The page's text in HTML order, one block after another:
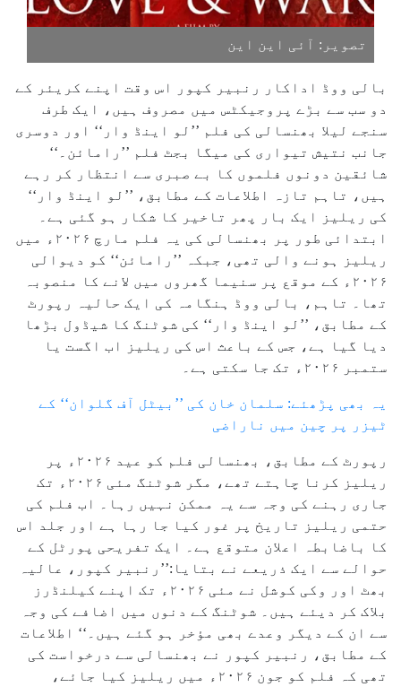
تصویر: آئی این این
بالی ووڈ اداکار رنبیر کپور اس وقت اپنے کریئر کے
دو سب سے بڑے پروجیکٹس میں مصروف ہیں، ایک طرف
سنجے لیلا بھنسالی کی فلم ’’لو اینڈ وار‘‘ اور دوسری
جانب نتیش تیواری کی میگا بجٹ فلم ’’رامائن۔‘‘
شائقین دونوں فلموں کا بے صبری سے انتظار کر رہے
ہیں، تاہم تازہ اطلاعات کے مطابق، ’’لو اینڈ وار‘‘
کی ریلیز ایک بار پھر تاخیر کا شکار ہو گئی ہے۔
ابتدائی طور پر بھنسالی کی یہ فلم مارچ ۲۰۲۶ء میں
ریلیز ہونے والی تھی، جبکہ ’’رامائن‘‘ کو دیوالی
۲۰۲۶ء کے موقع پر سنیما گھروں میں لانے کا منصوبہ
تھا۔ تاہم، بالی ووڈ ہنگامہ کی ایک حالیہ رپورٹ
کے مطابق، ’’لو اینڈ وار‘‘ کی شوٹنگ کا شیڈول بڑھا
دیا گیا ہے، جس کے باعث اس کی ریلیز اب اگست یا
ستمبر ۲۰۲۶ء تک جا سکتی ہے۔
یہ بھی پڑھئے: سلمان خان کی ’’بیٹل آف گلوان‘‘ کے
ٹیزر پر چین میں ناراضی
رپورٹ کے مطابق، بھنسالی فلم کو عید ۲۰۲۶ء پر
ریلیز کرنا چاہتے تھے، مگر شوٹنگ مئی ۲۰۲۶ء تک
جاری رہنے کی وجہ سے یہ ممکن نہیں رہا۔ اب فلم کی
حتمی ریلیز تاریخ پر غور کیا جا رہا ہے اور جلد اس
کا باضابطہ اعلان متوقع ہے۔ ایک تفریحی پورٹل کے
حوالے سے ایک ذریعے نے بتایا:’’رنبیر کپور، عالیہ
بھٹ اور وکی کوشل نے مئی ۲۰۲۶ء تک اپنے کیلنڈرز
بلاک کر دیئے ہیں۔ شوٹنگ کے دنوں میں اضافے کی وجہ
سے ان کے دیگر وعدے بھی مؤخر ہو گئے ہیں۔‘‘ اطلاعات
کے مطابق، رنبیر کپور نے بھنسالی سے درخواست کی
تھی کہ فلم کو جون ۲۰۲۶ء میں ریلیز کیا جائے،